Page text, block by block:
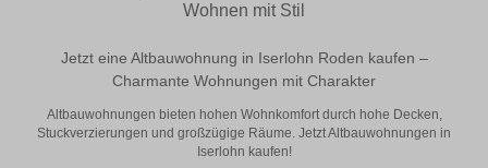
Wohnen mit Stil
Jetzt eine Altbauwohnung in Iserlohn Roden kaufen –
Charmante Wohnungen mit Charakter
Altbauwohnungen bieten hohen Wohnkomfort durch hohe Decken,
Stuckverzierungen und großzügige Räume. Jetzt Altbauwohnungen in
Iserlohn kaufen!